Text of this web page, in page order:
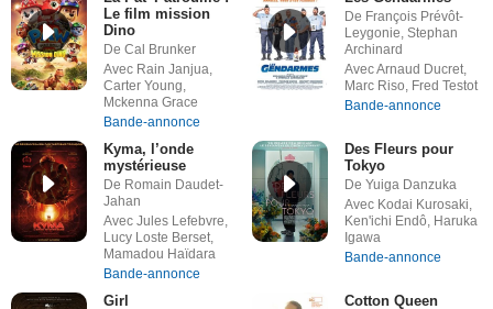
Le film mission
Dino
De Cal Brunker
Avec Rain Janjua,
Carter Young,
Mckenna Grace
Bande-annonce
De François Prévôt-
Leygonie, Stephan
Archinard
Avec Arnaud Ducret,
Marc Riso, Fred Testot
Bande-annonce
Kyma, l’onde
mystérieuse
De Romain Daudet-
Jahan
Avec Jules Lefebvre,
Lucy Loste Berset,
Mamadou Haïdara
Bande-annonce
Des Fleurs pour
Tokyo
De Yuiga Danzuka
Avec Kodai Kurosaki,
Ken'ichi Endô, Haruka
Igawa
Bande-annonce
Girl Cotton Queen